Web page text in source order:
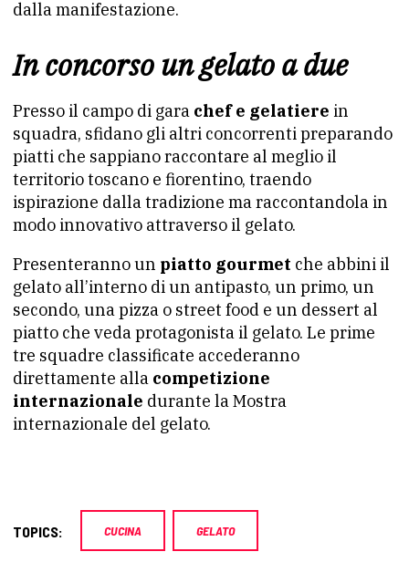
dalla manifestazione.
In concorso un gelato a due
Presso il campo di gara chef e gelatiere in
squadra, sfidano gli altri concorrenti preparando
piatti che sappiano raccontare al meglio il
territorio toscano e fiorentino, traendo
ispirazione dalla tradizione ma raccontandola in
modo innovativo attraverso il gelato.
Presenteranno un piatto gourmet che abbini il
gelato all’interno di un antipasto, un primo, un
secondo, una pizza o street food e un dessert al
piatto che veda protagonista il gelato. Le prime
tre squadre classificate accederanno
direttamente alla competizione
internazionale durante la Mostra
internazionale del gelato.
TOPICS: CUCINA GELATO